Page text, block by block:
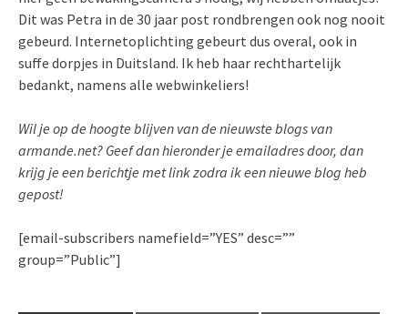
Dit was Petra in de 30 jaar post rondbrengen ook nog nooit
gebeurd. Internetoplichting gebeurt dus overal, ook in
suffe dorpjes in Duitsland. Ik heb haar rechthartelijk
bedankt, namens alle webwinkeliers!
Wil je op de hoogte blijven van de nieuwste blogs van
armande.net? Geef dan hieronder je emailadres door, dan
krijg je een berichtje met link zodra ik een nieuwe blog heb
gepost!
[email-subscribers namefield=”YES” desc=””
group=”Public”]